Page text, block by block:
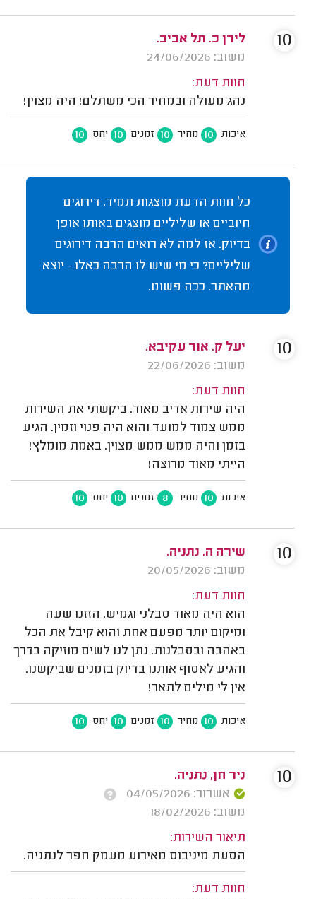
לירן כ. תל אביב.
משוב: 24/06/2026
חוות דעת:
נהג מעולה ובמחיר הכי משתלם! היה מצוין!
איכות 10 מחיר 10 זמנים 10 יחס 10
10
כל חוות הדעת מוצגות תמיד. דירוגים
חיוביים או שליליים מוצגים באותו אופן
בדיוק. אז למה לא רואים הרבה דירוגים
שליליים? כי מי שיש לו הרבה כאלו - יוצא
מהאתר. ככה פשוט.
יעל ק. אור עקיבא.
משוב: 22/06/2026
חוות דעת:
היה שירות אדיב מאוד. ביקשתי את השירות
ממש צמוד למועד והוא היה פנוי וזמין. הגיע
בזמן והיה ממש ממש מצוין. באמת מומלץ!
הייתי מאוד מרוצה!
איכות 10 מחיר 8 זמנים 10 יחס 10
10
שירה ה. נתניה.
משוב: 20/05/2026
חוות דעת:
הוא היה מאוד סבלני וגמיש. הזזנו שעה
ומיקום יותר מפעם אחת והוא קיבל את הכל
באהבה ובסבלנות. נתן לנו לשים מוזיקה בדרך
והגיע לאסוף אותנו בדיוק בזמנים שביקשנו.
אין לי מילים לתאר!
איכות 10 מחיר 10 זמנים 10 יחס 10
10
ניר חן, נתניה.
אשרור: 04/05/2026
משוב: 18/02/2026
תיאור השירות:
הסעת מיניבוס מאירוע מעמק חפר לנתניה.
חוות דעת:
10